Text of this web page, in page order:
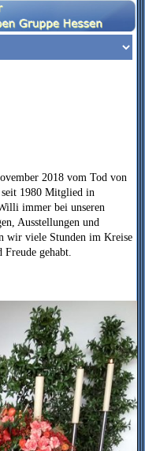
2018 vom Tod von
seit 1980 Mitglied in
immer bei unseren
Ausstellungen und
wir viele Stunden im Kreise
gehabt.